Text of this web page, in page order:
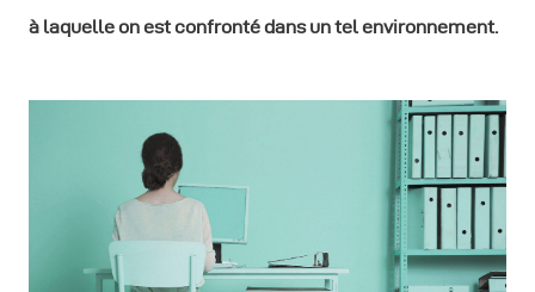
à laquelle on est confronté dans un tel environnement.